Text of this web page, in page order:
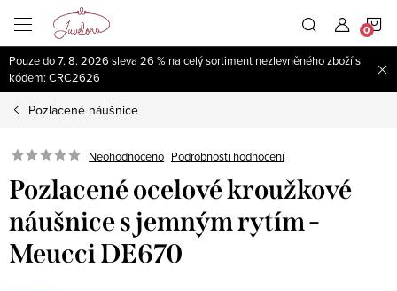
obsah
Pouze do 7. 8. 2026 sleva 26 % na celý sortiment nezlevněného zboží s
kódem: CRC2626
Pozlacené náušnice
Neohodnoceno Podrobnosti hodnocení
Pozlacené ocelové kroužkové
náušnice s jemným rytím -
Meucci DE670